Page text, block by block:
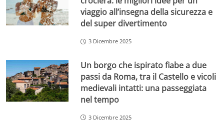
viaggio all’insegna della sicurezza e
del super divertimento
3 Dicembre 2025
Un borgo che ispirato fiabe a due
passi da Roma, tra il Castello e vicoli
medievali intatti: una passeggiata
nel tempo
3 Dicembre 2025